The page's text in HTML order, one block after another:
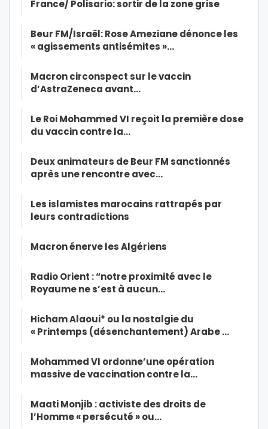
France/ Polisario: sortir de la zone grise
Beur FM/Israël: Rose Ameziane dénonce les
« agissements antisémites »…
Macron circonspect sur le vaccin
d’AstraZeneca avant…
Le Roi Mohammed VI reçoit la première dose
du vaccin contre la…
Deux animateurs de Beur FM sanctionnés
après une rencontre avec…
Les islamistes marocains rattrapés par
leurs contradictions
Macron énerve les Algériens
Radio Orient : “notre proximité avec le
Royaume ne s’est à aucun…
Hicham Alaoui* ou la nostalgie du
« Printemps (désenchantement) Arabe …
Mohammed VI ordonne’une opération
massive de vaccination contre la…
Maati Monjib : activiste des droits de
l’Homme « persécuté » ou…